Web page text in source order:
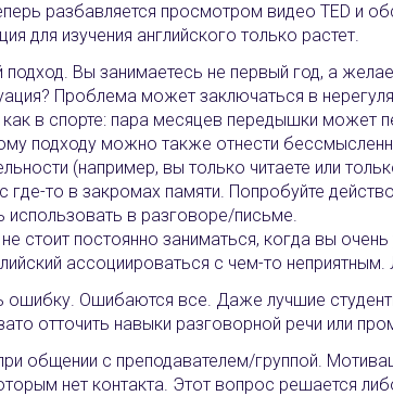
разбавляется просмотром видео TED и
для изучения английского только растет.
подход. Вы занимаетесь не первый год, а
Проблема может заключаться в
в спорте: пара месяцев передышки может
подходу можно также отнести
(например, вы только читаете или
где-то в закромах памяти. Попробуйте
использовать в разговоре/письме.
стоит постоянно заниматься, когда вы
ассоциироваться с чем-то
ошибку. Ошибаются все. Даже лучшие
отточить навыки разговорной речи или
общении с преподавателем/группой.
нет контакта. Этот вопрос решается